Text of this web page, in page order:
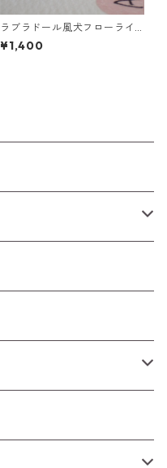
ラブラドール風犬フローライ
ト彫刻 A~E 2.8g前後 高さ18.8
mm前後
¥1,400